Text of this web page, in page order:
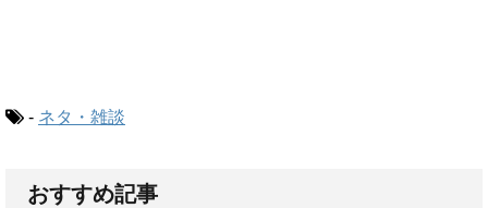
- ネタ・雑談
おすすめ記事